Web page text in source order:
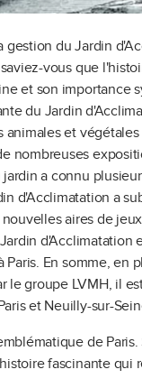
gestion du Jardin
vous que
et son importance
du Jardin
et
nombreuses
a connu
d'Acclimatation a
aires de
En somme, en
le groupe LVMH, il
et Neuilly-sur-
de
fascinante qui